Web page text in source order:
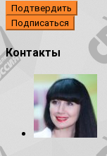
Подтвердить
Контакты